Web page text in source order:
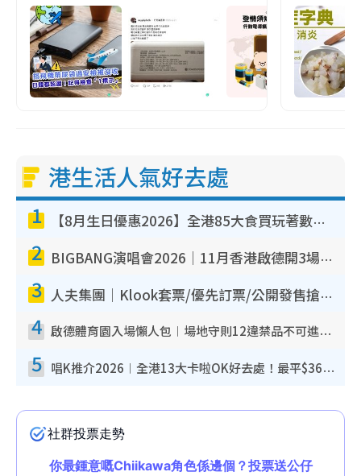
港生活人氣好去處
1 【8月生日優惠2026】全港85大食買玩著數攻略 自助餐/火鍋放題同行免費＋誠品/DONKI送現金券
2 BIGBANG演唱會2026｜11月香港啟德開3場！實名制VIP申請、優先購票攻略
3 人夫集團｜Klook套票/優先訂票/公開發售搶飛攻略！附票價.購票連結.場地座位表
4 啟德體育園入場懶人包︱場地守則12違禁品不可進場准帶細水樽但全場禁樽蓋！應援牌有限制！
5 唱K推介2026︱全港13大卡啦OK好去處！最平$36起 日文K都有！(附地址+收費詳情)